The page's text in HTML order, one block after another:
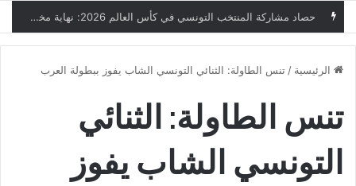
حصاد مشاركة المنتخب التونسي في كأس العالم 2026: نهاية مخيبة وطموحات مؤجلة
الرئيسية / تنس الطاولة: الثنائي التونسي الشاب يفوز ببطولة العرب
تنس الطاولة: الثنائي
التونسي الشاب يفوز